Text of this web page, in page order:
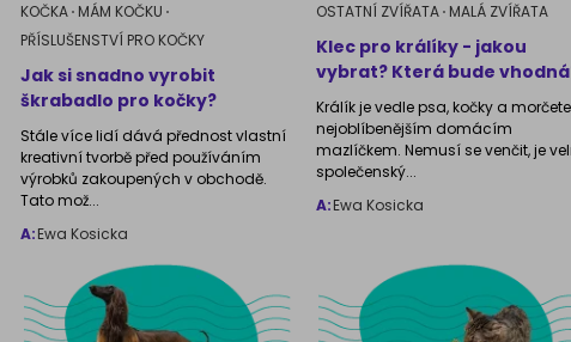
KOČKA MÁM KOČKU
PŘÍSLUŠENSTVÍ PRO KOČKY
Jak si snadno vyrobit
škrabadlo pro kočky?
Stále více lidí dává přednost vlastní
kreativní tvorbě před používáním
výrobků zakoupených v obchodě.
Tato mož...
A:Ewa Kosicka
OSTATNÍ ZVÍŘATA MALÁ ZVÍŘATA
Klec pro králíky - jakou
vybrat? Která bude
Králík je vedle psa, kočky a morčete
nejoblíbenějším domácím
mazlíčkem. Nemusí se venčit, je
společenský...
A:Ewa Kosicka